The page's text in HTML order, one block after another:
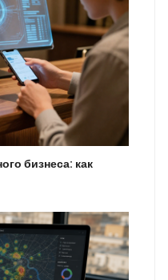
бизнеса: как